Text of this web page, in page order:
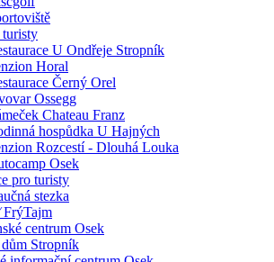
U Ondřeje Stropník
Horal
Černý Orel
Ossegg
Chateau Franz
hospůdka U Hajných
Rozcestí - Dlouhá Louka
Osek
pro turisty
stezka
FrýTajm
centrum Osek
Stropník